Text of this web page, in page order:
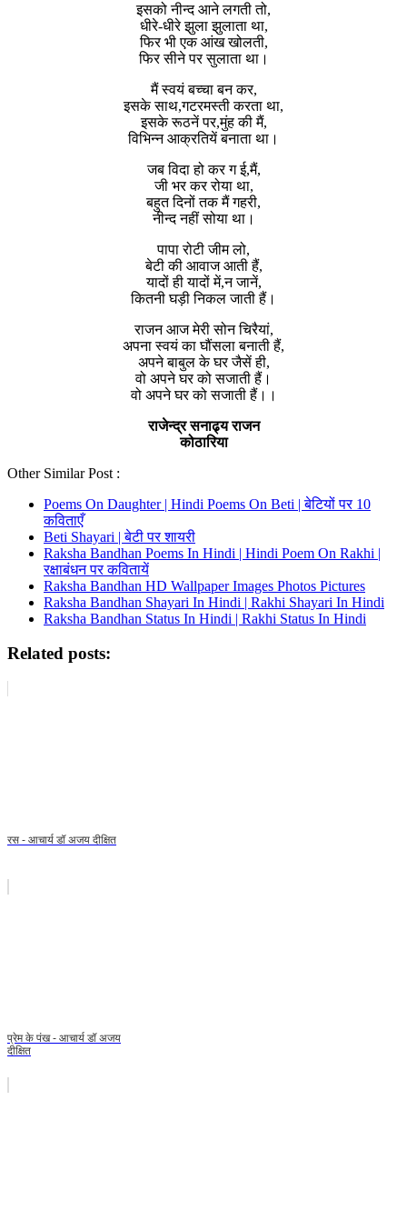
इसको नीन्द आने लगती तो,
धीरे-धीरे झुला झुलाता था,
फिर भी एक आंख खोलती,
फिर सीने पर सुलाता था।
मैं स्वयं बच्चा बन कर,
इसके साथ,गटरमस्ती करता था,
इसके रूठनें पर,मुंह की मैं,
विभिन्न आक्रतियें बनाता था।
जब विदा हो कर ग ई,मैं,
जी भर कर रोया था,
बहुत दिनों तक मैं गहरी,
नीन्द नहीं सोया था।
पापा रोटी जीम लो,
बेटी की आवाज आती हैं,
यादों ही यादों में,न जानें,
कितनी घड़ी निकल जाती हैं।
राजन आज मेरी सोन चिरैयां,
अपना स्वयं का घौंसला बनाती हैं,
अपने बाबुल के घर जैसें ही,
वो अपने घर को सजाती हैं।
वो अपने घर को सजाती हैं।।
राजेन्द्र सनाढ्य राजन
कोठारिया
Other Similar Post :
Poems On Daughter | Hindi Poems On Beti | बेटियों पर 10
कविताएँ
Beti Shayari | बेटी पर शायरी
Raksha Bandhan Poems In Hindi | Hindi Poem On Rakhi |
रक्षाबंधन पर कवितायें
Raksha Bandhan HD Wallpaper Images Photos Pictures
Raksha Bandhan Shayari In Hindi | Rakhi Shayari In Hindi
Raksha Bandhan Status In Hindi | Rakhi Status In Hindi
Related posts:
रस - आचार्य डॉ अजय दीक्षित
प्रेम के पंख - आचार्य डॉ अजय
दीक्षित